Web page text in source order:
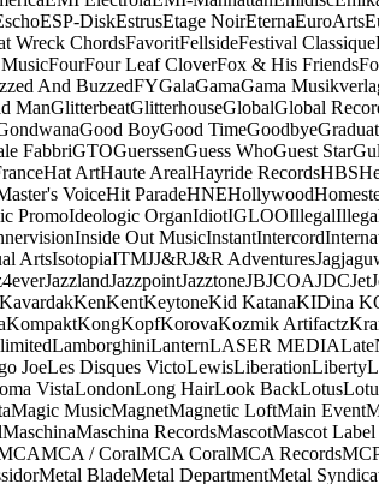
ESP-DiskEstrusEtage NoirEternaEuroArts
Wreck ChordsFavoritFellsideFestival Classique
FourFour Leaf CloverFox & His Friends
And BuzzedFYGalaGamaGama
ManGlitterbeatGlitterhouseGlobalGlobal
Good BoyGood TimeGoodbye
FabbriGTOGuerssenGuess WhoGuest Star
Hat ArtHaute ArealHayride RecordsHBS
VoiceHit ParadeHNEHollywood
PromoIdeologic OrganIdiotIGLOOIllegal
Inside Out MusicInstantIntercord
ArtsIsotopiaITMJJ&RJ&R Adventures
JazzlandJazzpointJazztoneJBJCOAJDCJet
KavardakKenKentKeytoneKid KatanaKIDina
KompaktKongKopfKorovaKozmik Artifactz
LamborghiniLanternLASER MEDIA
JoeLes Disques VictoLewisLiberationLiberty
VistaLondonLong HairLook BackLotus
Magic MusicMagnetMagnetic LoftMain Event
MaschinaMaschina RecordsMascotMascot
MCA / CoralMCA CoralMCA Records
Metal BladeMetal DepartmentMetal